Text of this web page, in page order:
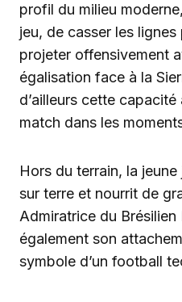
profil du milieu
jeu, de casser les
projeter offensivement
égalisation face à la
d’ailleurs cette
match dans les
Hors du terrain, la
sur terre et nourrit de
Admiratrice du
également son
symbole d’un football